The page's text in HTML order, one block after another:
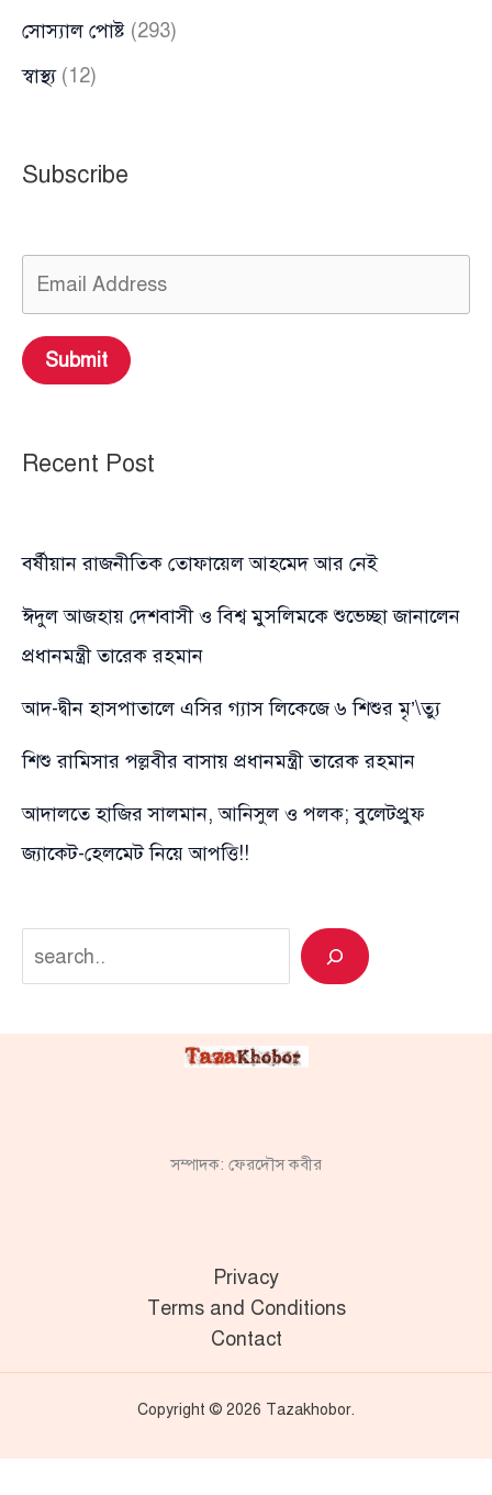
সোস্যাল পোষ্ট (293)
স্বাস্থ্য(12)
Subscribe
Submit
Recent Post
বর্ষীয়ান রাজনীতিক তোফায়েল আহমেদ আর নেই
ঈদুল আজহায় দেশবাসী ও বিশ্ব মুসলিমকে শুভেচ্ছা জানালেন
প্রধানমন্ত্রী তারেক রহমান
আদ-দ্বীন হাসপাতালে এসির গ্যাস লিকেজে ৬ শিশুর মৃ’\ত্যু
শিশু রামিসার পল্লবীর বাসায় প্রধানমন্ত্রী তারেক রহমান
আদালতে হাজির সালমান, আনিসুল ও পলক; বুলেটপ্রুফ
জ্যাকেট-হেলমেট নিয়ে আপত্তি!!
Search
সম্পাদক: ফেরদৌস কবীর
Privacy
Terms and Conditions
Contact
Copyright © 2026 Tazakhobor.